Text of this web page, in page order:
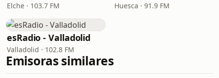
Elche · 103.7 FM Huesca · 91.9 FM
esRadio - Valladolid
Valladolid · 102.8 FM
Emisoras similares